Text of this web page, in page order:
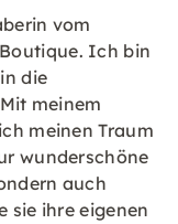
vom
Ich bin
die
meinem
meinen Traum
wunderschöne
auch
sie ihre eigenen